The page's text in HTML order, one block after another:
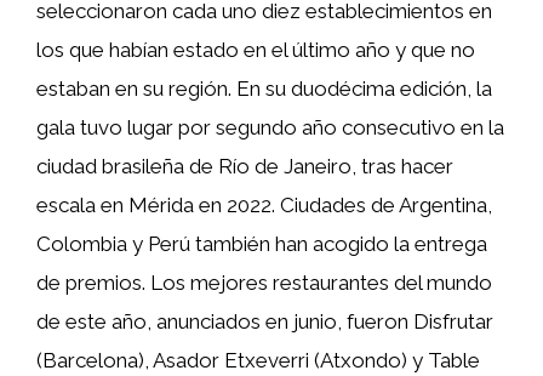
seleccionaron cada uno diez establecimientos en
los que habían estado en el último año y que no
estaban en su región. En su duodécima edición, la
gala tuvo lugar por segundo año consecutivo en la
ciudad brasileña de Río de Janeiro, tras hacer
escala en Mérida en 2022. Ciudades de Argentina,
Colombia y Perú también han acogido la entrega
de premios. Los mejores restaurantes del mundo
de este año, anunciados en junio, fueron Disfrutar
(Barcelona), Asador Etxeverri (Atxondo) y Table